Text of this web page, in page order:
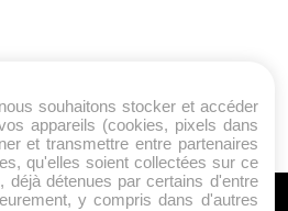
souhaitons stocker et accéder
appareils (cookies, pixels dans
et transmettre entre partenaires
qu'elles soient collectées sur ce
déjà détenues par certains d'entre
y compris dans d'autres